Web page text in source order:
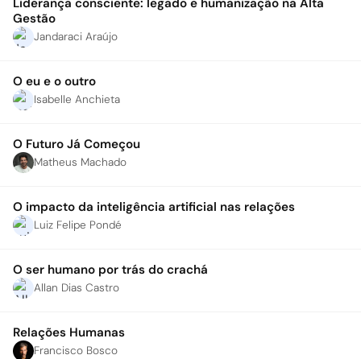
Liderança consciente: legado e humanização na Alta
Gestão
Jandaraci Araújo
O eu e o outro
Isabelle Anchieta
O Futuro Já Começou
Matheus Machado
O impacto da inteligência artificial nas relações
Luiz Felipe Pondé
O ser humano por trás do crachá
Allan Dias Castro
Relações Humanas
Francisco Bosco